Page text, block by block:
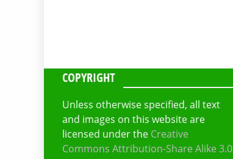
COPYRIGHT
Unless otherwise specified, all text
and images on this website are
licensed under the Creative
Commons Attribution-Share Alike 3.0